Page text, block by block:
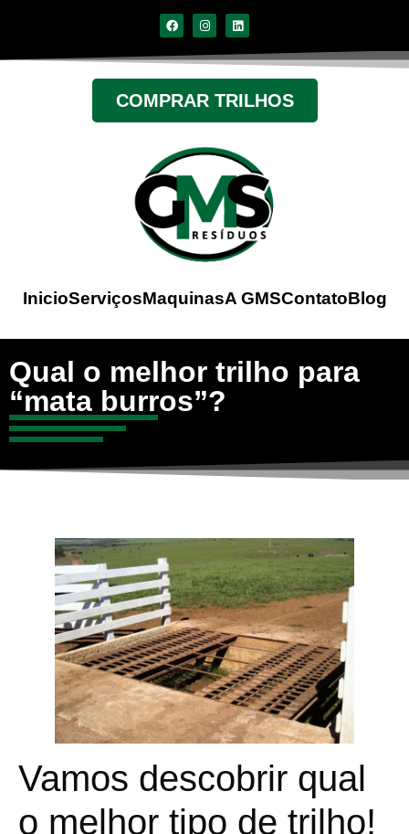
COMPRAR TRILHOS
InicioServiçosMaquinasA GMSContatoBlog
Qual o melhor trilho para
“mata burros”?
Vamos descobrir qual
o melhor tipo de trilho!